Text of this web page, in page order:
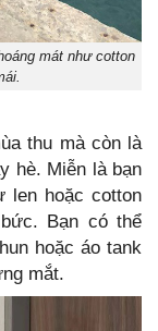
mát như cotton
thu mà còn là
hè. Miễn là bạn
len hoặc cotton
Bạn có thể
hoặc áo tank
mắt.